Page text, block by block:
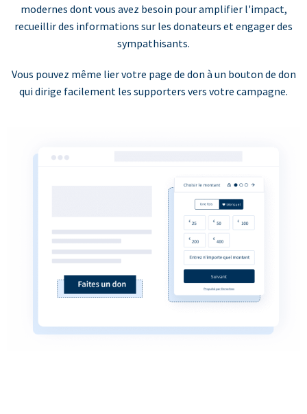
modernes dont vous avez besoin pour amplifier l'impact,
recueillir des informations sur les donateurs et engager des
sympathisants.
Vous pouvez même lier votre page de don à un bouton de don
qui dirige facilement les supporters vers votre campagne.